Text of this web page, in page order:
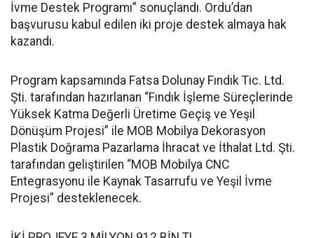
İvme Destek Programı” sonuçlandı. Ordu’dan
başvurusu kabul edilen iki proje destek almaya hak
kazandı.
Program kapsamında Fatsa Dolunay Fındık Tic. Ltd.
Şti. tarafından hazırlanan “Fındık İşleme Süreçlerinde
Yüksek Katma Değerli Üretime Geçiş ve Yeşil
Dönüşüm Projesi” ile MOB Mobilya Dekorasyon
Plastik Doğrama Pazarlama İhracat ve İthalat Ltd. Şti.
tarafından geliştirilen “MOB Mobilya CNC
Entegrasyonu ile Kaynak Tasarrufu ve Yeşil İvme
Projesi” desteklenecek.